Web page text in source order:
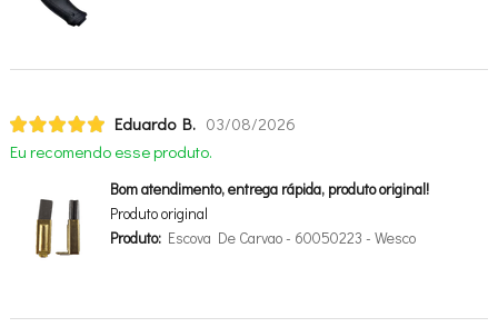
Eduardo B. 03/08/2026
Eu recomendo esse produto.
Bom atendimento, entrega rápida, produto original!
Produto original
Produto:Escova De Carvao - 60050223 - Wesco